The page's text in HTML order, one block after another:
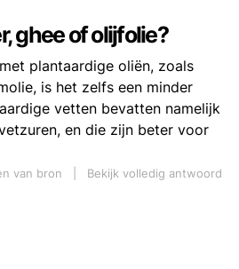
ghee of olijfolie?
plantaardige oliën, zoals
is het zelfs een minder
vetten bevatten namelijk
en die zijn beter voor
van bron
Bekijk volledig antwoord